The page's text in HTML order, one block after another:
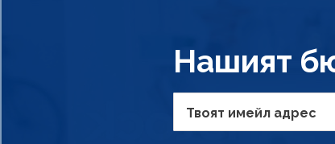
Нашият
Твоят имейл адрес